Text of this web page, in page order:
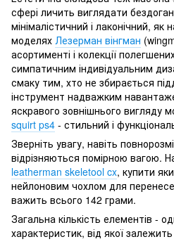
сфері личить виглядати
мінімалістичний і лаконічний,
моделях Лезерман вінгман
асортименті і колекції
симпатичним індивідуальним
смаку тим, хто не збирається
інструмент надважким
яскравого зовнішнього вигляду
squirt ps4 - стильний і
Зверніть увагу, навіть
відрізняються помірною вагою.
leatherman skeletool cx, купити
нейлоновим чохлом для
важить всього 142 грами.
Загальна кількість елементів -
характеристик, від якої